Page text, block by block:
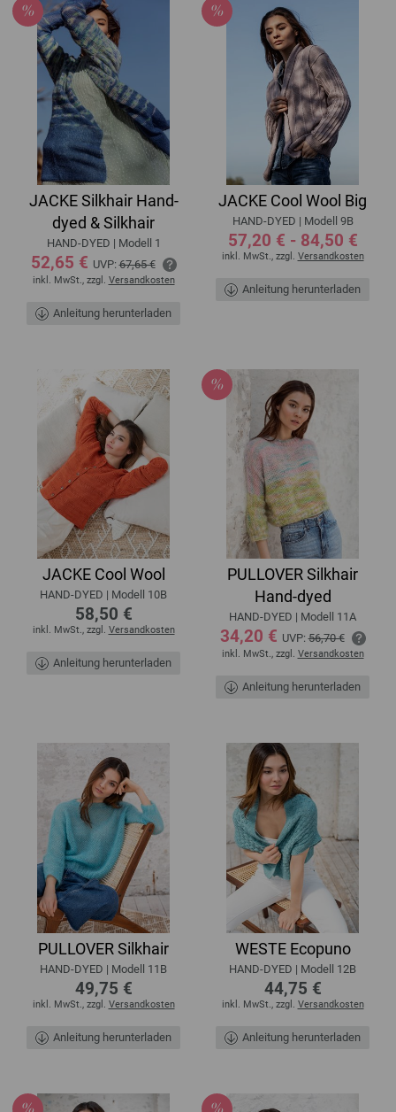
JACKE Silkhair Hand-
dyed & Silkhair
HAND-DYED | Modell 1
52,65 € UVP:67,65 €
inkl. MwSt., zzgl. Versandkosten
Anleitung herunterladen
JACKE Cool Wool Big
HAND-DYED | Modell 9B
57,20 € - 84,50 €
inkl. MwSt., zzgl. Versandkosten
Anleitung herunterladen
JACKE Cool Wool
HAND-DYED | Modell 10B
58,50 €
inkl. MwSt., zzgl. Versandkosten
Anleitung herunterladen
PULLOVER Silkhair
Hand-dyed
HAND-DYED | Modell 11A
34,20 € UVP:56,70 €
inkl. MwSt., zzgl. Versandkosten
Anleitung herunterladen
PULLOVER Silkhair
HAND-DYED | Modell 11B
49,75 €
inkl. MwSt., zzgl. Versandkosten
Anleitung herunterladen
WESTE Ecopuno
HAND-DYED | Modell 12B
44,75 €
inkl. MwSt., zzgl. Versandkosten
Anleitung herunterladen